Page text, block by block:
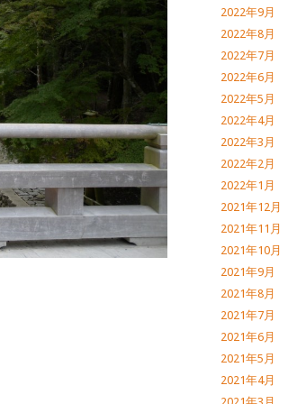
2022年9月
2022年8月
2022年7月
2022年6月
2022年5月
2022年4月
2022年3月
2022年2月
2022年1月
2021年12月
2021年11月
2021年10月
2021年9月
2021年8月
2021年7月
2021年6月
2021年5月
2021年4月